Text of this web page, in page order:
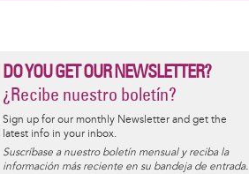
DO YOU GET OUR NEWSLETTER?
¿Recibe nuestro boletín?
Sign up for our monthly Newsletter and get the
latest info in your inbox.
Suscríbase a nuestro boletín mensual y reciba la
información más reciente en su bandeja de entrada.